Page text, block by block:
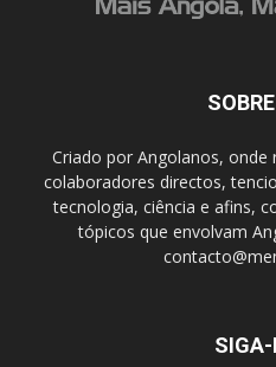
Criado por Angolanos, onde
colaboradores directos,
tecnologia, ciência e afins,
tópicos que envolvam